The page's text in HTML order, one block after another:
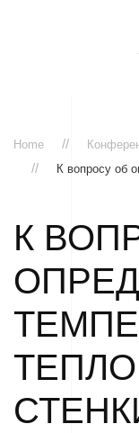
Home
К вопросу об
К